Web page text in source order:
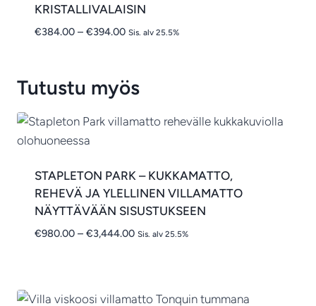
KRISTALLIVALAISIN
€384.00 – €394.00Hintaluokka:
€394.00
Sis. alv 25.5%
Tutustu myös
STAPLETON PARK – KUKKAMATTO,
REHEVÄ JA YLELLINEN VILLAMATTO
NÄYTTÄVÄÄN SISUSTUKSEEN
€980.00 – €3,444.00Hintaluokka:
Sis. alv 25.5%